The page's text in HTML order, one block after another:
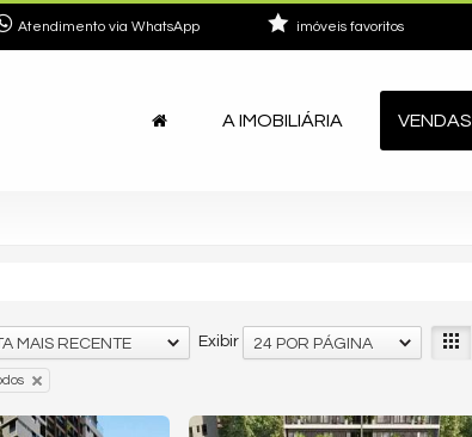
Atendimento via WhatsApp imóveis favoritos
A IMOBILIÁRIA VENDAS
Exibir 24 POR PÁGINA
MAIS RECENTE